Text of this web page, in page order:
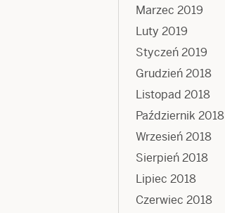
Marzec 2019
Luty 2019
Styczeń 2019
Grudzień 2018
Listopad 2018
Październik 2018
Wrzesień 2018
Sierpień 2018
Lipiec 2018
Czerwiec 2018